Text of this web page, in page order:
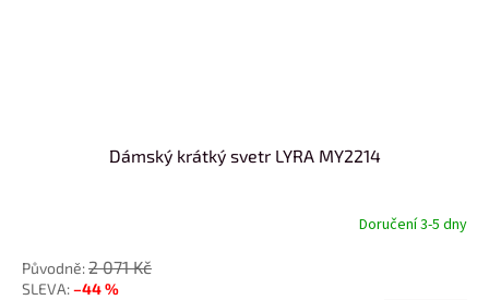
Dámský krátký svetr LYRA MY2214
Doručení 3-5 dny
2 071 Kč
–44 %